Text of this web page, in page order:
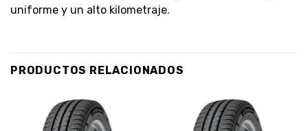
uniforme y un alto kilometraje.
PRODUCTOS RELACIONADOS